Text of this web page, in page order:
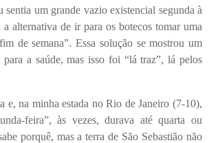
sentia um grande vazio existencial segunda à
a alternativa de ir para os botecos tomar uma
de semana”. Essa solução se mostrou um
a saúde, mas isso foi “lá traz”, lá pelos
e, na minha estada no Rio de Janeiro (7-10),
feira”, às vezes, durava até quarta ou
porquê, mas a terra de São Sebastião não